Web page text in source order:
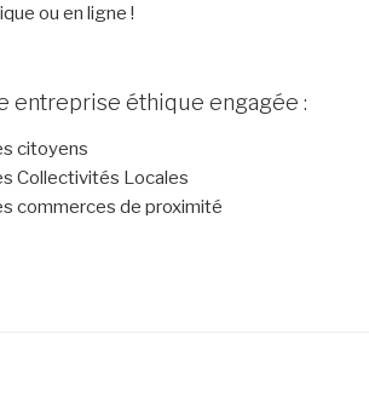
ou en ligne !
entreprise éthique engagée :
citoyens
Collectivités Locales
commerces de proximité